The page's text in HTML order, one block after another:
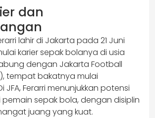
dan
lahir di Jakarta pada 21 Juni
karier sepak bolanya di usia
dengan Jakarta Football
tempat bakatnya mulai
JFA, Ferarri menunjukkan potensi
sepak bola, dengan disiplin
juang yang kuat.